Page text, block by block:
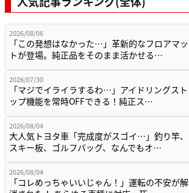
2026/08/06
「この発想はなかった…」革新的なフロアマッ
トが登場。純正品をそのまま活かせる…
2026/07/30
「マジでイライラするわ…」アイドリングスト
ップ機能を常時OFFできる！純正ス…
2026/08/04
大人気トヨタ車「完成度がスゴイ…」釣り竿、
スキー板、ゴルフバッグ、なんでもオ…
2026/08/04
「コレめっちゃいいじゃん！」運転の不安が解